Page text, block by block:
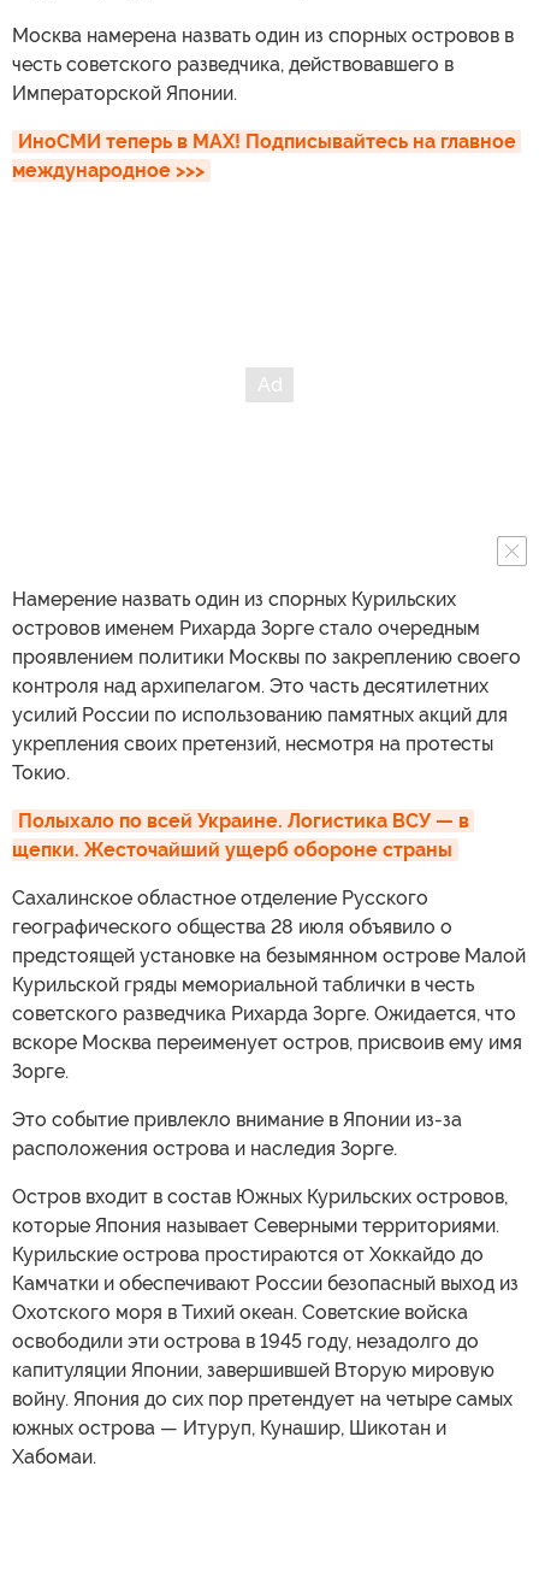
Москва намерена назвать один из спорных островов в
честь советского разведчика, действовавшего в
Императорской Японии.
ИноСМИ теперь в MAX! Подписывайтесь на главное
международное >>>
Намерение назвать один из спорных Курильских
островов именем Рихарда Зорге стало очередным
проявлением политики Москвы по закреплению своего
контроля над архипелагом. Это часть десятилетних
усилий России по использованию памятных акций для
укрепления своих претензий, несмотря на протесты
Токио.
Полыхало по всей Украине. Логистика ВСУ — в
щепки. Жесточайший ущерб обороне страны
Сахалинское областное отделение Русского
географического общества 28 июля объявило о
предстоящей установке на безымянном острове Малой
Курильской гряды мемориальной таблички в честь
советского разведчика Рихарда Зорге. Ожидается, что
вскоре Москва переименует остров, присвоив ему имя
Зорге.
Это событие привлекло внимание в Японии из-за
расположения острова и наследия Зорге.
Остров входит в состав Южных Курильских островов,
которые Япония называет Северными территориями.
Курильские острова простираются от Хоккайдо до
Камчатки и обеспечивают России безопасный выход из
Охотского моря в Тихий океан. Советские войска
освободили эти острова в 1945 году, незадолго до
капитуляции Японии, завершившей Вторую мировую
войну. Япония до сих пор претендует на четыре самых
южных острова — Итуруп, Кунашир, Шикотан и
Хабомаи.